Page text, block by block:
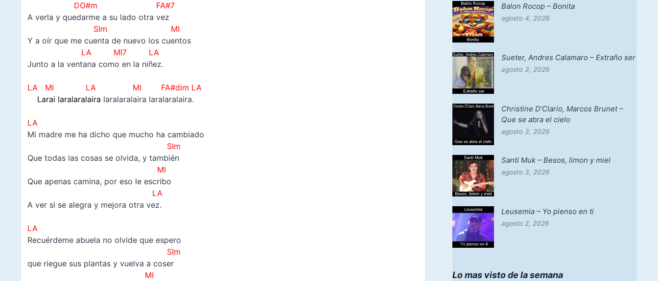
DO#m FA#7
A verla y quedarme a su lado otra vez
SIm
MI
Y a oír que me cuenta de nuevo los cuentos
LA MI7 LA
Junto a la ventana como en la niñez.
LA MI LA
MI FA#dim LA
Larai laralaralaira laralaralaira laralaralaira.
LA
Mi madre me ha dicho que mucho ha cambiado
SIm
Que todas las cosas se olvida, y también
MI
Que apenas camina, por eso le escribo
LA
A ver si se alegra y mejora otra vez.
LA
Recuérdeme abuela no olvide que espero
SIm
que riegue sus plantas y vuelva a coser
MI
Balon Rocop – Bonita
agosto 4, 2026
Sueter, Andres Calamaro – Extraño ser
agosto 3, 2026
Christine D’Clario, Marcos Brunet –
Que se abra el cielo
agosto 3, 2026
Santi Muk – Besos, limon y miel
agosto 3, 2026
Leusemia – Yo pienso en ti
agosto 2, 2026
Lo mas visto de la semana